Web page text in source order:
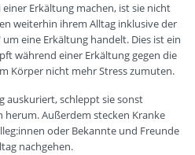
Erkältung machen, ist sie nicht
weiterhin ihrem Alltag inklusive der
eine Erkältung handelt. Dies ist ein
während einer Erkältung gegen die
Körper nicht mehr Stress zumuten.
auskuriert, schleppt sie sonst
Außerdem stecken Kranke
oder Bekannte und Freunde
nachgehen.